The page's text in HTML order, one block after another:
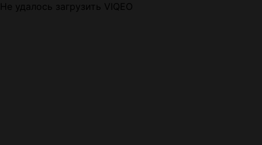
Не удалось загрузить VIQEO